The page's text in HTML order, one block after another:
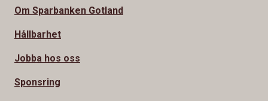
Om Sparbanken Gotland
Hållbarhet
Jobba hos oss
Sponsring